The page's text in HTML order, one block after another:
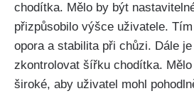
chodítka. Mělo by být
přizpůsobilo výšce uživatele.
opora a stabilita při chůzi. Dále
zkontrolovat šířku chodítka.
široké, aby uživatel mohl